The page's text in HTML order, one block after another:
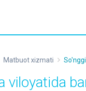
Matbuot xizmati
viloyatida